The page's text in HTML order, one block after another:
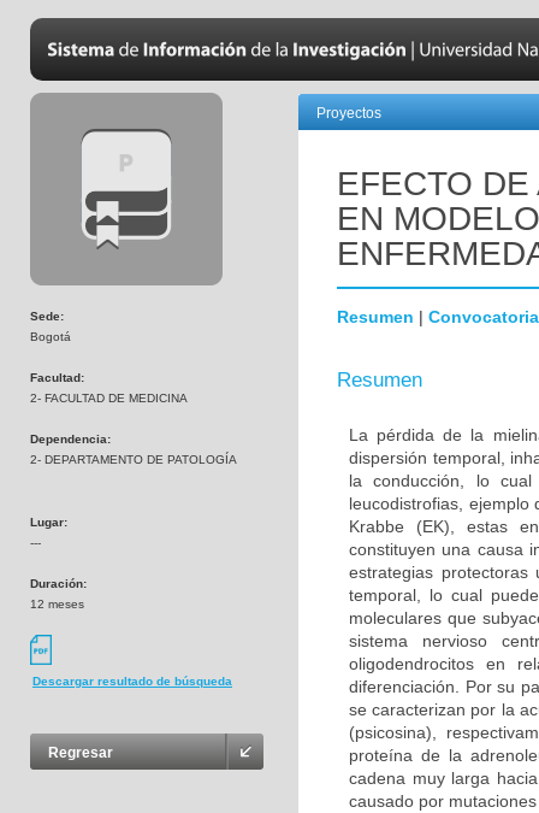
Sede:
Bogotá
Facultad:
2- FACULTAD DE MEDICINA
Dependencia:
2- DEPARTAMENTO DE PATOLOGÍA
Lugar:
---
Duración:
12 meses
Descargar resultado de búsqueda
Regresar
Proyectos
EFECTO
EN
Resumen | Convocatoria
Resumen
La pérdida de la
dispersión temporal,
la conducción, lo cual
leucodistrofias,
Krabbe (EK), estas
constituyen una causa
estrategias protectoras
temporal, lo cual
moleculares que
sistema nervioso
oligodendrocitos en
diferenciación. Por su
se caracterizan por la
(psicosina),
proteína de la
cadena muy larga
causado por